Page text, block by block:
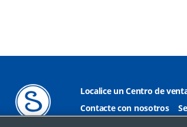
Localice un Centro de
Contacte con nosotros